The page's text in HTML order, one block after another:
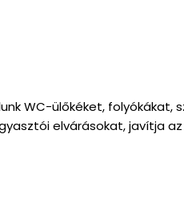
WC-ülőkéket, folyókákat,
elvárásokat, javítja